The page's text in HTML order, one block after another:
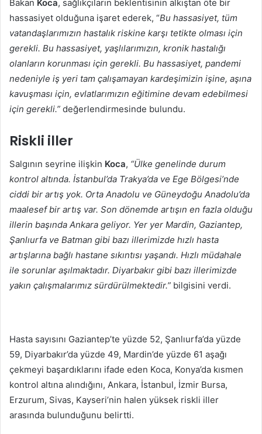
Bakan Koca, sağlıkçıların beklentisinin alkıştan öte bir
hassasiyet olduğuna işaret ederek, “Bu hassasiyet, tüm
vatandaşlarımızın hastalık riskine karşı tetikte olması için
gerekli. Bu hassasiyet, yaşlılarımızın, kronik hastalığı
olanların korunması için gerekli. Bu hassasiyet, pandemi
nedeniyle iş yeri tam çalışamayan kardeşimizin işine, aşına
kavuşması için, evlatlarımızın eğitimine devam edebilmesi
için gerekli.” değerlendirmesinde bulundu.
Riskli iller
Salgının seyrine ilişkin Koca, “Ülke genelinde durum
kontrol altında. İstanbul’da Trakya’da ve Ege Bölgesi’nde
ciddi bir artış yok. Orta Anadolu ve Güneydoğu Anadolu’da
maalesef bir artış var. Son dönemde artışın en fazla olduğu
illerin başında Ankara geliyor. Yer yer Mardin, Gaziantep,
Şanlıurfa ve Batman gibi bazı illerimizde hızlı hasta
artışlarına bağlı hastane sıkıntısı yaşandı. Hızlı müdahale
ile sorunlar aşılmaktadır. Diyarbakır gibi bazı illerimizde
yakın çalışmalarımız sürdürülmektedir.” bilgisini verdi.
Hasta sayısını Gaziantep’te yüzde 52, Şanlıurfa’da yüzde
59, Diyarbakır’da yüzde 49, Mardin’de yüzde 61 aşağı
çekmeyi başardıklarını ifade eden Koca, Konya’da kısmen
kontrol altına alındığını, Ankara, İstanbul, İzmir Bursa,
Erzurum, Sivas, Kayseri’nin halen yüksek riskli iller
arasında bulunduğunu belirtti.